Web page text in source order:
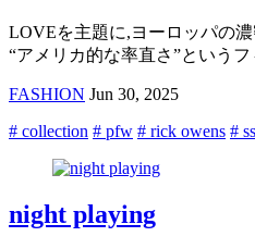
LOVEを主題に,ヨーロッパの
“アメリカ的な率直さ”というフ
FASHION Jun 30, 2025
# collection # pfw # rick owens #
night playing